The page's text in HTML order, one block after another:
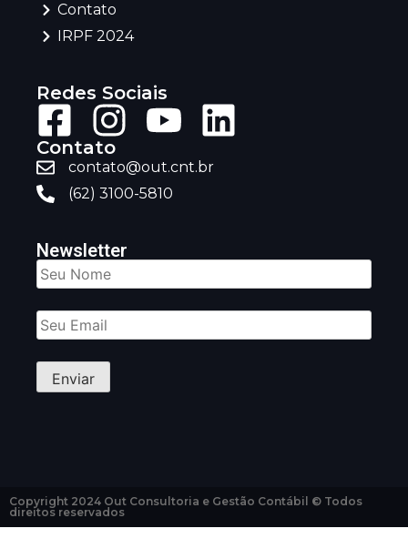
Contato
IRPF 2024
Redes Sociais
Contato
contato@out.cnt.br
(62) 3100-5810
Newsletter
Copyright 2024 Out Consultoria e Gestão Contábil © Todos
direitos reservados